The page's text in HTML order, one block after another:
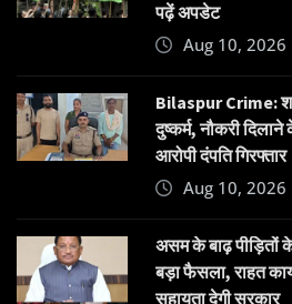
पढ़ें अपडेट
Aug 10, 2026
Bilaspur Crime:
दुष्कर्म, नौकरी
आरोपी दंपति गिरफ्तार
Aug 10, 2026
असम के बाढ़ पीड़ितों
बड़ा फैसला, राहत
सहायता देगी सरकार